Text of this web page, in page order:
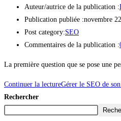
Auteur/autrice de la publication :
Publication publiée :novembre
Post category:SEO
Commentaires de la publication :
La première question que se pose une
Continuer la lectureGérer le SEO de
Rechercher